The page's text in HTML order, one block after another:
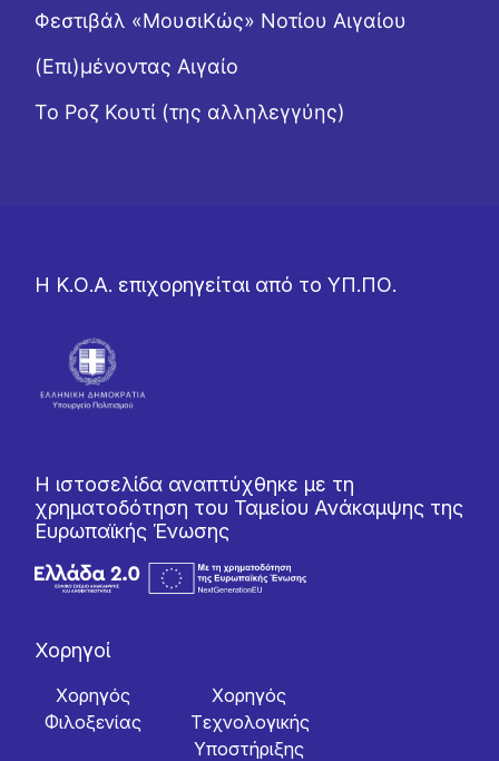
Φεστιβάλ «ΜουσιΚώς» Νοτίου Αιγαίου
(Επι)μένοντας Αιγαίο
Το Ροζ Κουτί (της αλληλεγγύης)
Η Κ.Ο.Α. επιχορηγείται από το ΥΠ.ΠΟ.
Η ιστοσελίδα αναπτύχθηκε με τη
χρηματοδότηση του Ταμείου Ανάκαμψης της
Ευρωπαϊκής Ένωσης
Χορηγοί
Χορηγός
Φιλοξενίας
Χορηγός
Tεχνολογικής
Yποστήριξης